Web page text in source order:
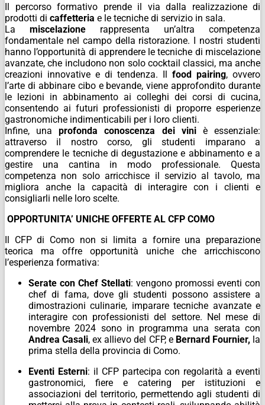
Il percorso formativo prende il via dalla realizzazione di
prodotti di caffetteria e le tecniche di servizio in sala.
La miscelazione rappresenta un’altra competenza
fondamentale nel campo della ristorazione. I nostri studenti
hanno l’opportunità di apprendere le tecniche di miscelazione
avanzate, che includono non solo cocktail classici, ma anche
creazioni innovative e di tendenza. Il food pairing, ovvero
l’arte di abbinare cibo e bevande, viene approfondito durante
le lezioni in abbinamento ai colleghi dei corsi di cucina,
consentendo ai futuri professionisti di proporre esperienze
gastronomiche indimenticabili per i loro clienti.
Infine, unaprofonda conoscenza dei viniè essenziale:
attraverso il nostro corso, gli studenti imparano a
comprendere le tecniche di degustazione e abbinamento e a
gestire una cantina in modo professionale. Questa
competenza non solo arricchisce il servizio al tavolo, ma
migliora anche la capacità di interagire con i clienti e
consigliarli nelle loro scelte.
OPPORTUNITA’ UNICHE OFFERTE AL CFP COMO
Il CFP di Como non si limita a fornire una preparazione
teorica ma offre opportunità uniche che arricchiscono
l’esperienza formativa:
Serate con Chef Stellati: vengono promossi eventi con
chef di fama, dove gli studenti possono assistere a
dimostrazioni culinarie, imparare tecniche avanzate e
interagire con professionisti del settore. Nel mese di
novembre 2024 sono in programma una serata con
Andrea Casali, ex allievo del CFP, e Bernard Fournier, la
prima stella della provincia di Como.
Eventi Esterni: il CFP partecipa con regolarità a eventi
gastronomici, fiere e catering per istituzioni e
associazioni del territorio, permettendo agli studenti di